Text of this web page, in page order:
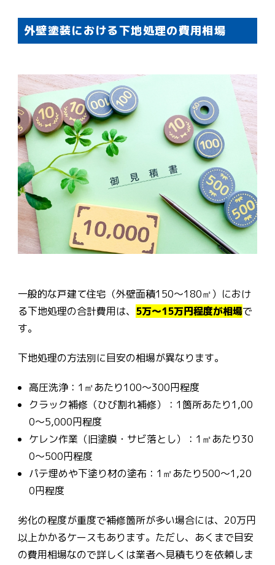
外壁塗装における下地処理の費用相場
一般的な戸建て住宅（外壁面積150〜180㎡）におけ
る下地処理の合計費用は、 5万〜15万円程度が相場で
す。
下地処理の方法別に目安の相場が異なります。
高圧洗浄：1㎡あたり100〜300円程度
クラック補修（ひび割れ補修）：1箇所あたり1,00
0〜5,000円程度
ケレン作業（旧塗膜・サビ落とし）：1㎡あたり30
0〜500円程度
パテ埋めや下塗り材の塗布：1㎡あたり500〜1,20
0円程度
劣化の程度が重度で補修箇所が多い場合には、20万円
以上かかるケースもあります。ただし、あくまで目安
の費用相場なので詳しくは業者へ見積もりを依頼しま